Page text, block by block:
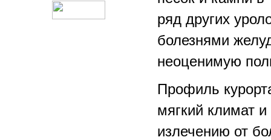
ряд других
болезнями
неоценимую
Профиль
мягкий климат
излечению от